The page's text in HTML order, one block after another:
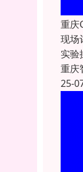
重庆
现场
实验
重庆
25-